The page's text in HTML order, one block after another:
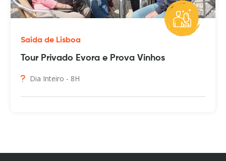
Saida de Lisboa
Tour Privado Evora e Prova Vinhos
Dia Inteiro - 8H